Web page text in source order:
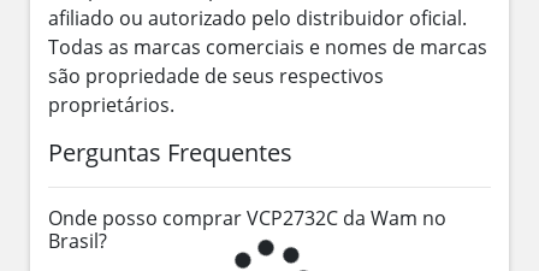
afiliado ou autorizado pelo distribuidor oficial.
Todas as marcas comerciais e nomes de marcas
são propriedade de seus respectivos
proprietários.
Perguntas Frequentes
Onde posso comprar VCP2732C da Wam no
Brasil?